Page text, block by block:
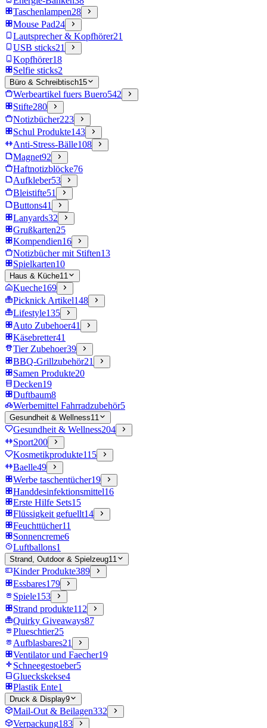
Taschenlampen28
Mouse Pad24
Lautsprecher & Kopfhörer21
USB sticks21
Kopfhörer18
Selfie sticks2
Büro & Schreibtisch15
Werbeartikel fuers Buero542
Stifte280
Notizbücher223
Schul Produkte143
Anti-Stress-Bälle108
Magnet92
Haftnotizblöcke76
Aufkleber53
Bleistifte51
Buttons41
Lanyards32
Grußkarten25
Kompendien16
Notizbücher mit Stiften13
Spielkarten10
Haus & Küche11
Kueche169
Picknick Artikel148
Lifestyle135
Auto Zubehoer41
Käsebretter41
Tier Zubehoer39
BBQ-Grillzubehör21
Samen Produkte20
Decken19
Duftbaum8
Werbemittel Fahrradzubehör5
Gesundheit & Wellness11
Gesundheit & Wellness204
Sport200
Kosmetikprodukte115
Baelle49
Werbe taschentücher19
Handdesinfektionsmittel16
Erste Hilfe Sets15
Flüssigkeit gefuellt14
Feuchttücher11
Sonnencreme6
Luftballons1
Strand, Outdoor & Spielzeug11
Kinder Produkte389
Essbares179
Spiele153
Strand produkte112
Quirky Giveaways87
Plueschtier25
Aufblasbares21
Ventilator und Faecher19
Schneegestoeber5
Glueckskekse4
Plastik Ente1
Druck & Display9
Mail-Out & Beilagen332
Verpackung183